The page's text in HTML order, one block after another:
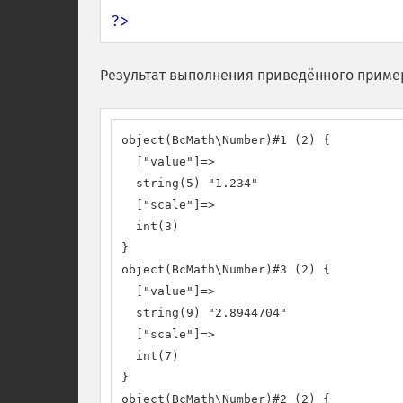
?>
Результат выполнения приведённого
object(BcMath\Number)#1 (2) {
  ["value"]=>
  string(5) "1.234"
  ["scale"]=>
  int(3)
}
object(BcMath\Number)#3 (2) {
  ["value"]=>
  string(9) "2.8944704"
  ["scale"]=>
  int(7)
}
object(BcMath\Number)#2 (2) {